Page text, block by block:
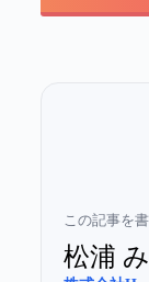
この記事を
松浦